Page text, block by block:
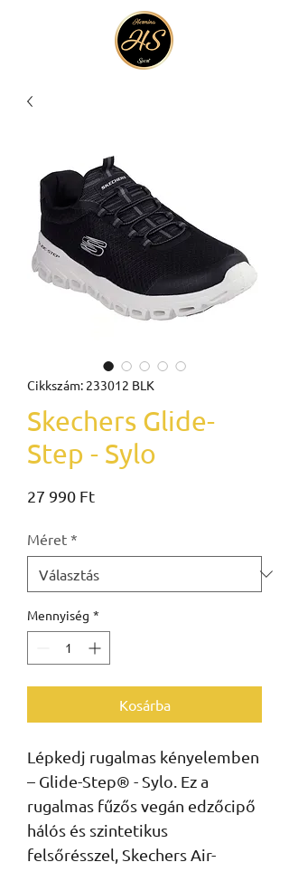
Cikkszám: 233012 BLK
Skechers Glide-
Step - Sylo
27 990 FtÁr
Méret *
Mennyiség *
Kosárba
Lépkedj rugalmas kényelemben
– Glide-Step® - Sylo. Ez a
rugalmas fűzős vegán edzőcipő
hálós és szintetikus
felsőrésszel, Skechers Air-